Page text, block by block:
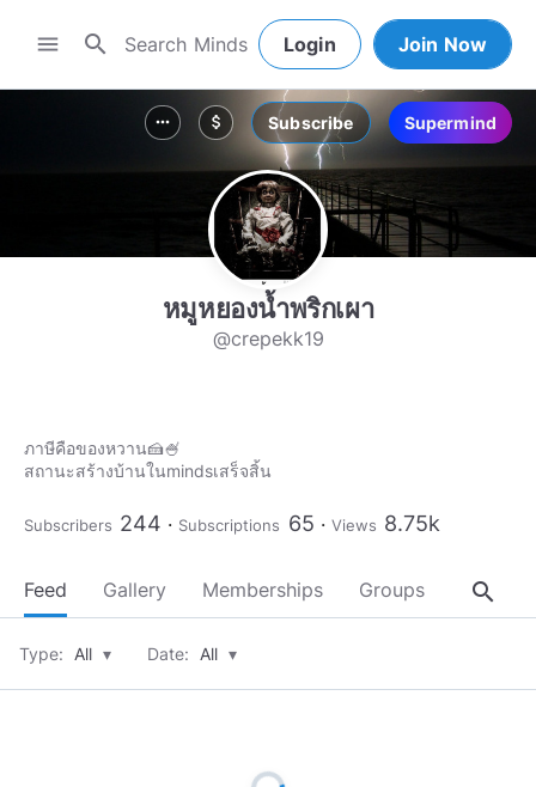
menu search Login Join Now
more_horiz attach_money Subscribe Supermind
หมูหยองน้ำพริกเผา
@crepekk19
ภาษีคือของหวาน🍰🍧
Subscribers 244 Subscriptions 65 Views 8.75k
Feed Gallery Memberships Groups About
search
Type: All ▾ Date: All ▾